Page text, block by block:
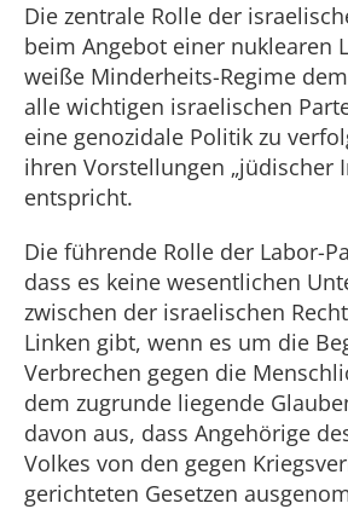
Die zentrale Rolle der
beim Angebot einer nuklearen
weiße Minderheits-Regime
alle wichtigen israelischen
eine genozidale Politik zu
ihren Vorstellungen „jüdischer
entspricht.
Die führende Rolle der Labor-
dass es keine wesentlichen
zwischen der israelischen
Linken gibt, wenn es um die
Verbrechen gegen die
dem zugrunde liegende
davon aus, dass Angehörige
Volkes von den gegen
gerichteten Gesetzen